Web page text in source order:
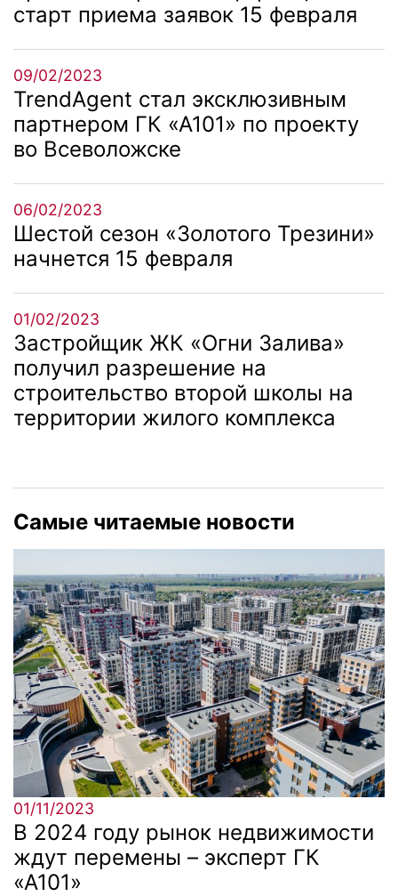
старт приема заявок 15 февраля
09/02/2023
TrendAgent стал эксклюзивным
партнером ГК «А101» по проекту
во Всеволожске
06/02/2023
Шестой сезон «Золотого Трезини»
начнется 15 февраля
01/02/2023
Застройщик ЖК «Огни Залива»
получил разрешение на
строительство второй школы на
территории жилого комплекса
Самые читаемые новости
01/11/2023
В 2024 году рынок недвижимости
ждут перемены – эксперт ГК
«А101»